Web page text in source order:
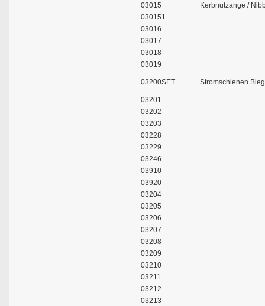
03015
Kerbnutzange /
030151
03016
03017
03018
03019
03200SET Stromschienen
03201
03202
03203
03228
03229
03246
03910
03920
03204
03205
03206
03207
03208
03209
03210
03211
03212
03213